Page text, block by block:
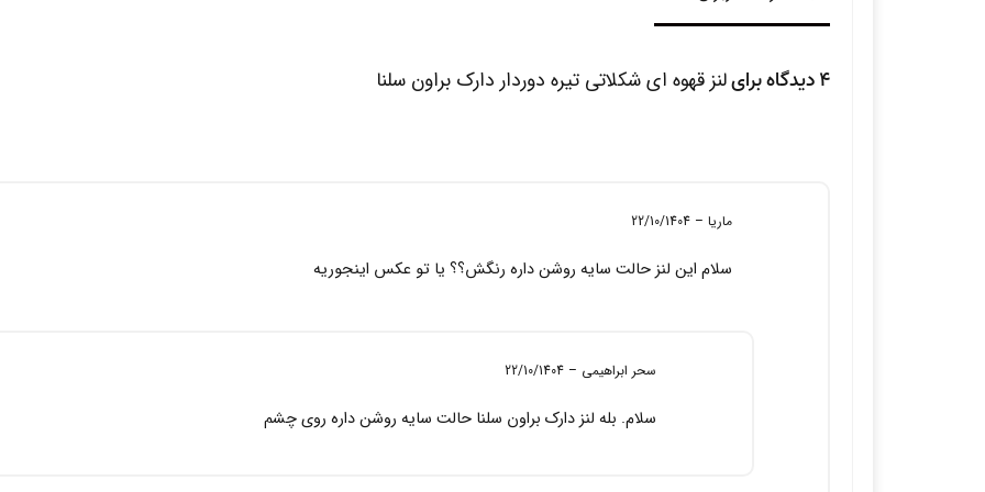
4 دیدگاه برای لنز قهوه ای شکلاتی تیره دوردار دارک براون سلنا
ماریا –
22/10/1404
سلام این لنز حالت سایه روشن داره رنگش؟؟ یا تو عکس اینجوریه
سحر ابراهیمی –
22/10/1404
سلام. بله لنز دارک براون سلنا حالت سایه روشن داره روی چشم